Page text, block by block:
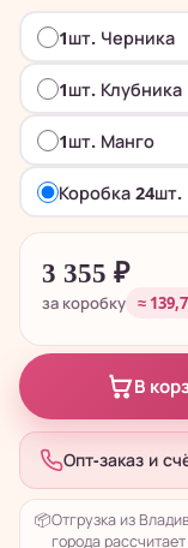
1шт. Черника
1шт. Клубника
1шт. Манго
Коробка 24шт.
3 355 ₽
за коробку ≈
В
Опт-заказ и
📦Отгрузка из
города